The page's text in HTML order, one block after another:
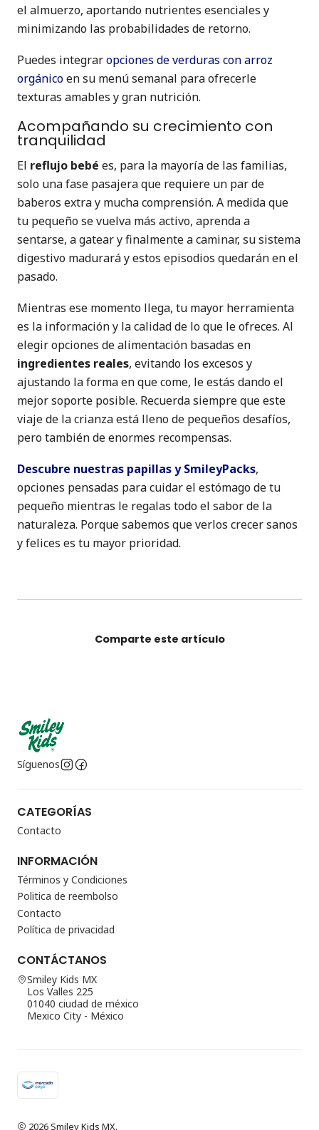
el almuerzo, aportando nutrientes esenciales y
minimizando las probabilidades de retorno.
Puedes integraropciones de verduras con arroz
orgánicoen su menú semanal para ofrecerle
texturas amables y gran nutrición.
Acompañando su crecimiento con
tranquilidad
El reflujo bebé es, para la mayoría de las familias,
solo una fase pasajera que requiere un par de
baberos extra y mucha comprensión. A medida que
tu pequeño se vuelva más activo, aprenda a
sentarse, a gatear y finalmente a caminar, su sistema
digestivo madurará y estos episodios quedarán en el
pasado.
Mientras ese momento llega, tu mayor herramienta
es la información y la calidad de lo que le ofreces. Al
elegir opciones de alimentación basadas en
ingredientes reales, evitando los excesos y
ajustando la forma en que come, le estás dando el
mejor soporte posible. Recuerda siempre que este
viaje de la crianza está lleno de pequeños desafíos,
pero también de enormes recompensas.
Descubre nuestras papillas y SmileyPacks,
opciones pensadas para cuidar el estómago de tu
pequeño mientras le regalas todo el sabor de la
naturaleza. Porque sabemos que verlos crecer sanos
y felices es tu mayor prioridad.
Comparte este artículo
Síguenos
CATEGORÍAS
Contacto
INFORMACIÓN
Términos y Condiciones
Politica de reembolso
Contacto
Política de privacidad
CONTÁCTANOS
Smiley Kids MX
Los Valles 225
01040 ciudad de méxico
Mexico City - México
2026 Smiley Kids MX.